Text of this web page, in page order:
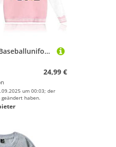
zhedu Fairy Tail Baseballuniform Hoodie Japan Anime Trainingsanzug Herren Bomberjacke Winter Streetwear Harajuku (XXS,Color 02)
24,99 €
um 00:03; der
haben.